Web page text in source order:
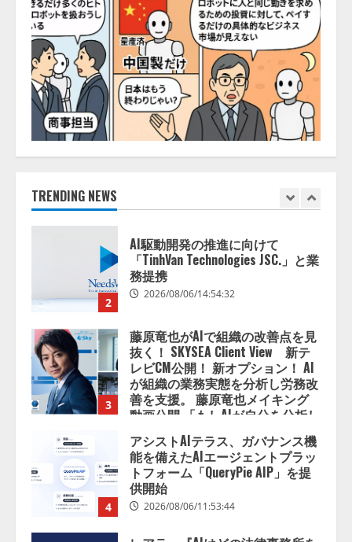
TRENDING NEWS
1
ナレッジワーク、AIエンジニア油
井 誠（@myui）が入社。「セール
スAIエージェントOS」「営業領域
の業界特化LLM」の開発とAI研究
開発をリード
2026/08/07/10:54:31
2
AI駆動開発の推進に向けて
「TinhVan Technologies JSC.」と業
3
抜く！ SKYSEA Client View 新テ
レビCM公開！ 新オプション！ AI
が組織の業務実態を分析し労務改
善を支援。 藤原竜也メイキング
たら、すぐ休めと言われる自信が
ある」「昨年の夏はカブトムシを
捕まえたり、虫と戦ったり…」
2026/08/06/14:54:31
4
アシストAIテラス、ガバナンス機
能を備えたAIエージェントプラッ
トフォーム「QueryPie AIP」を提
供開始
2026/08/06/11:53:44
5
レアラ、『AIはどの法律事務所を
推薦するのか』について 企業法
務系70事務所×5つのAIで実態調査
を実施
2026/08/06/11:53:44